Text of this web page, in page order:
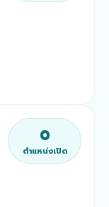
0
ตำแหน่งเปิด